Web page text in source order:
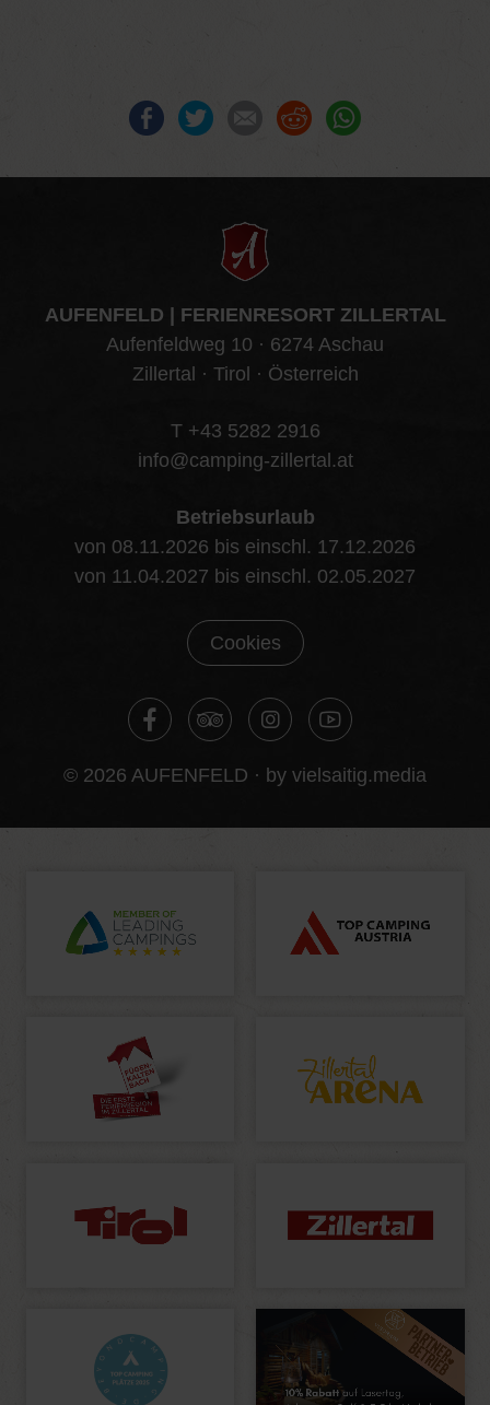
Facebook E-mail Reddit
AUFENFELD | FERIENRESORT ZILLERTAL
Aufenfeldweg 10 · 6274 Aschau
Zillertal · Tirol · Österreich
T +43 5282 2916
info@camping-zillertal.at
Betriebsurlaub
von 08.11.2026 bis einschl. 17.12.2026
von 11.04.2027 bis einschl. 02.05.2027
Cookies
© 2026 AUFENFELD · by vielsaitig.media